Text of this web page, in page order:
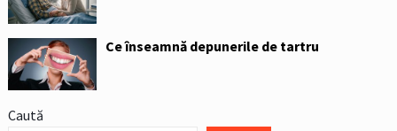
Ce înseamnă depunerile de tartru
Caută